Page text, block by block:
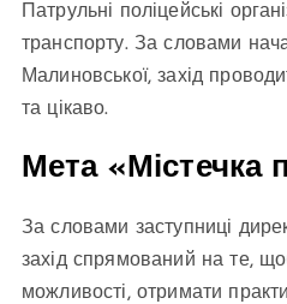
Патрульні поліцейські
транспорту. За словами
Малиновської, захід
та цікаво.
Мета «Містечка
За словами заступниці
захід спрямований на те,
можливості, отримати